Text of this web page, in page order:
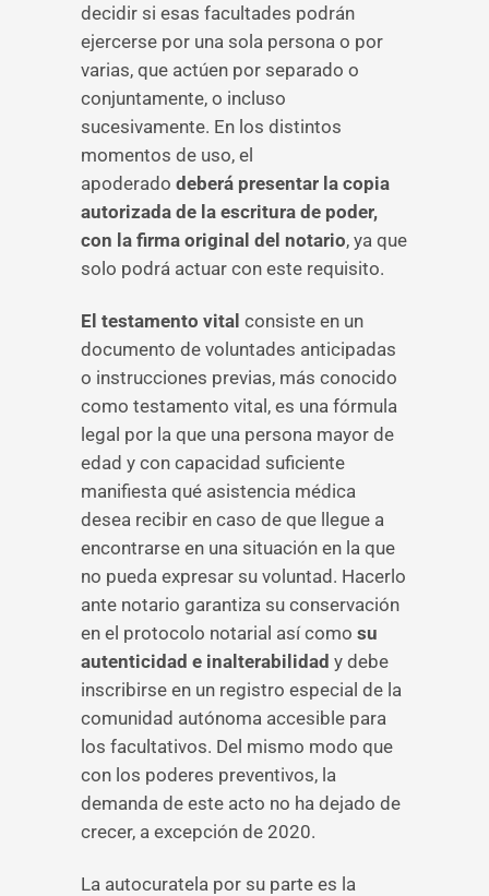
decidir si esas facultades podrán
ejercerse por una sola persona o por
varias, que actúen por separado o
conjuntamente, o incluso
sucesivamente. En los distintos
momentos de uso, el
apoderado deberá presentar la copia
autorizada de la escritura de poder,
con la firma original del notario, ya que
solo podrá actuar con este requisito.
El testamento vital consiste en un
documento de voluntades anticipadas
o instrucciones previas, más conocido
como testamento vital, es una fórmula
legal por la que una persona mayor de
edad y con capacidad suficiente
manifiesta qué asistencia médica
desea recibir en caso de que llegue a
encontrarse en una situación en la que
no pueda expresar su voluntad. Hacerlo
ante notario garantiza su conservación
en el protocolo notarial así como su
autenticidad e inalterabilidad y debe
inscribirse en un registro especial de la
comunidad autónoma accesible para
los facultativos. Del mismo modo que
con los poderes preventivos, la
demanda de este acto no ha dejado de
crecer, a excepción de 2020.
La autocuratela por su parte es la